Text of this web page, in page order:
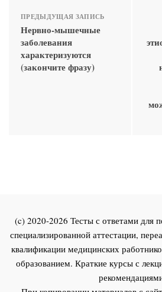
ПРЕДЫДУЩАЯ ЗАПИСЬ
Нервно-мышечные
заболевания
характеризуются
(закончите фразу)
(c) 2020-2026 Тесты с ответами для
специализированной аттестации,
квалификации медицинских
образованием. Краткие курсы с